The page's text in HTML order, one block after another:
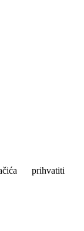
prihvatiti